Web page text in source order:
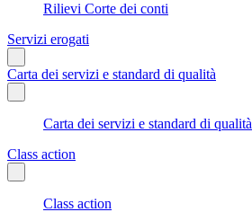
Rilievi Corte dei conti
Servizi erogati
Carta dei servizi e standard di qualità
Carta dei servizi e standard di qualità
Class action
Class action